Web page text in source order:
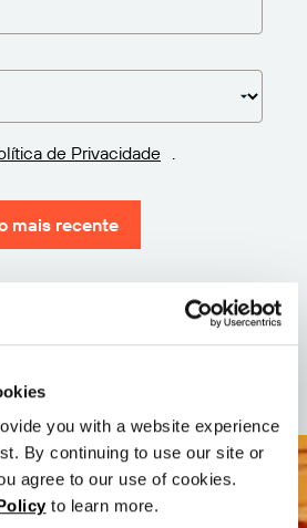
you with a website experience
By continuing to use our site or
agree to our use of cookies.
to learn more.
de Privacidade
mais recente